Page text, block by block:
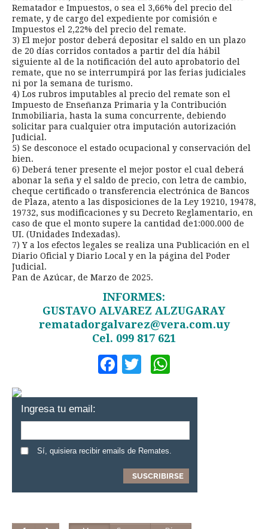
Rematador e Impuestos, o sea el 3,66% del precio del
remate, y de cargo del expediente por comisión e
Impuestos el 2,22% del precio del remate.
3) El mejor postor deberá depositar el saldo en un plazo
de 20 días corridos contados a partir del día hábil
siguiente al de la notificación del auto aprobatorio del
remate, que no se interrumpirá por las ferias judiciales
ni por la semana de turismo.
4) Los rubros imputables al precio del remate son el
Impuesto de Enseñanza Primaria y la Contribución
Inmobiliaria, hasta la suma concurrente, debiendo
solicitar para cualquier otra imputación autorización
Judicial.
5) Se desconoce el estado ocupacional y conservación del
bien.
6) Deberá tener presente el mejor postor el cual deberá
abonar la seña y el saldo de precio, con letra de cambio,
cheque certificado o transferencia electrónica de Bancos
de Plaza, atento a las disposiciones de la Ley 19210, 19478,
19732, sus modificaciones y su Decreto Reglamentario, en
caso de que el monto supere la cantidad de1:000.000 de
UI. (Unidades Indexadas).
7) Y a los efectos legales se realiza una Publicación en el
Diario Oficial y Diario Local y en la página del Poder
Judicial.
Pan de Azúcar, de Marzo de 2025.
INFORMES:
GUSTAVO ALVAREZ ALZUGARAY
rematadorgalvarez@vera.com.uy
Cel. 099 817 621
Facebook
Twitter
Ingresa tu email:
Sí, quisiera recibir emails de Remates.